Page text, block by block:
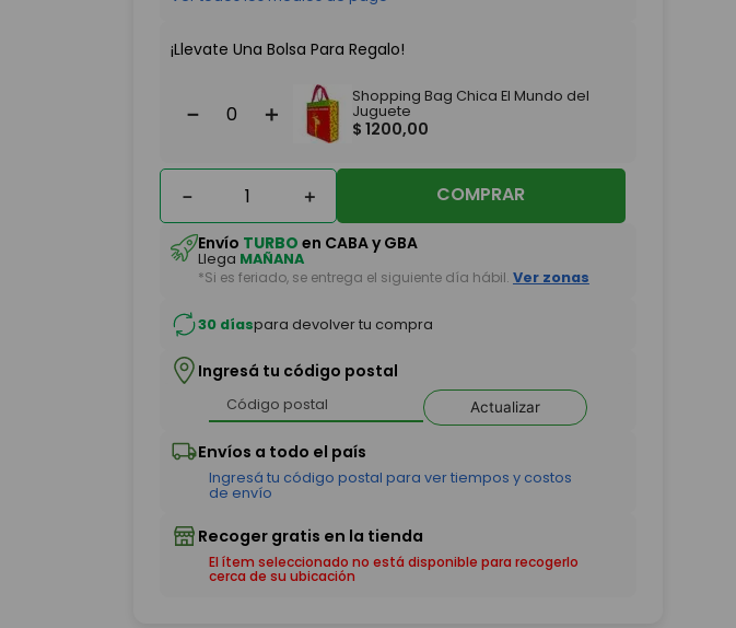
¡Llevate Una Bolsa Para Regalo!
＋
－
Shopping Bag Chica El Mundo del
Juguete
$ 1200,00
＋
－ COMPRAR
Envío TURBO en CABA y GBA
Llega MAÑANA
*Si es feriado, se entrega el siguiente día hábil. Ver zonas
30 díaspara devolver tu compra
Ingresá tu código postal
Actualizar
El ítem seleccionado no está disponible para recogerlo
cerca de su ubicación